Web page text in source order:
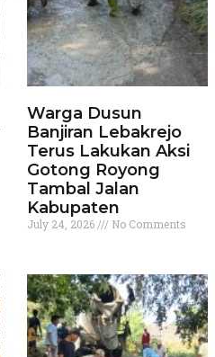
Warga Dusun
Banjiran Lebakrejo
Terus Lakukan Aksi
Gotong Royong
Tambal Jalan
Kabupaten
July 24, 2026 No Comments